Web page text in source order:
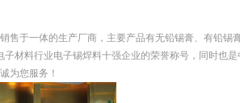
售于一体的生产厂商，主要产品有无铅锡膏、有铅锡
材料行业电子锡焊料十强企业的荣誉称号，同时也
为您服务！